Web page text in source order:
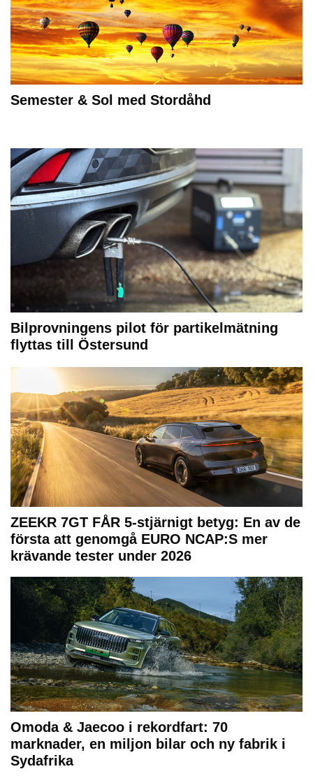
Semester & Sol med Stordåhd
Bilprovningens pilot för partikelmätning
flyttas till Östersund
ZEEKR 7GT FÅR 5-stjärnigt betyg: En av de
första att genomgå EURO NCAP:S mer
krävande tester under 2026
Omoda & Jaecoo i rekordfart: 70
marknader, en miljon bilar och ny fabrik i
Sydafrika